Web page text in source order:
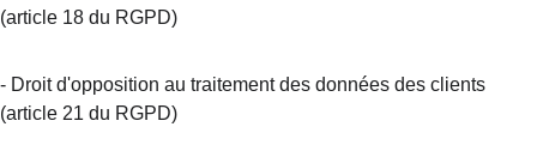
(article 18 du RGPD)
- Droit d'opposition au traitement des données des clients
(article 21 du RGPD)